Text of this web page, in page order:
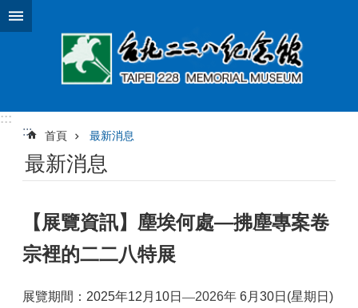
跳到主要內容區塊
:::
:::
首頁 最新消息
最新消息
【展覽資訊】塵埃何處—拂塵專案卷
宗裡的二二八特展
展覽期間： 2025年12 月 10日—2026年 6月 30日 (星期日 )